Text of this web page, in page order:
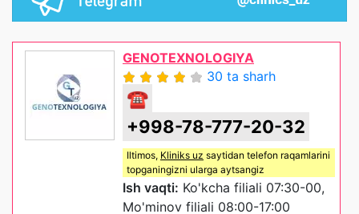
GENOTEXNOLOGIYA
30 ta sharh
☎
+998-78-777-20-32
Iltimos, Kliniks uz saytidan telefon raqamlarini
topganingizni ularga aytsangiz
Ish vaqti: Ko'kcha filiali 07:30-00,
Mo'minov filiali 08:00-17:00